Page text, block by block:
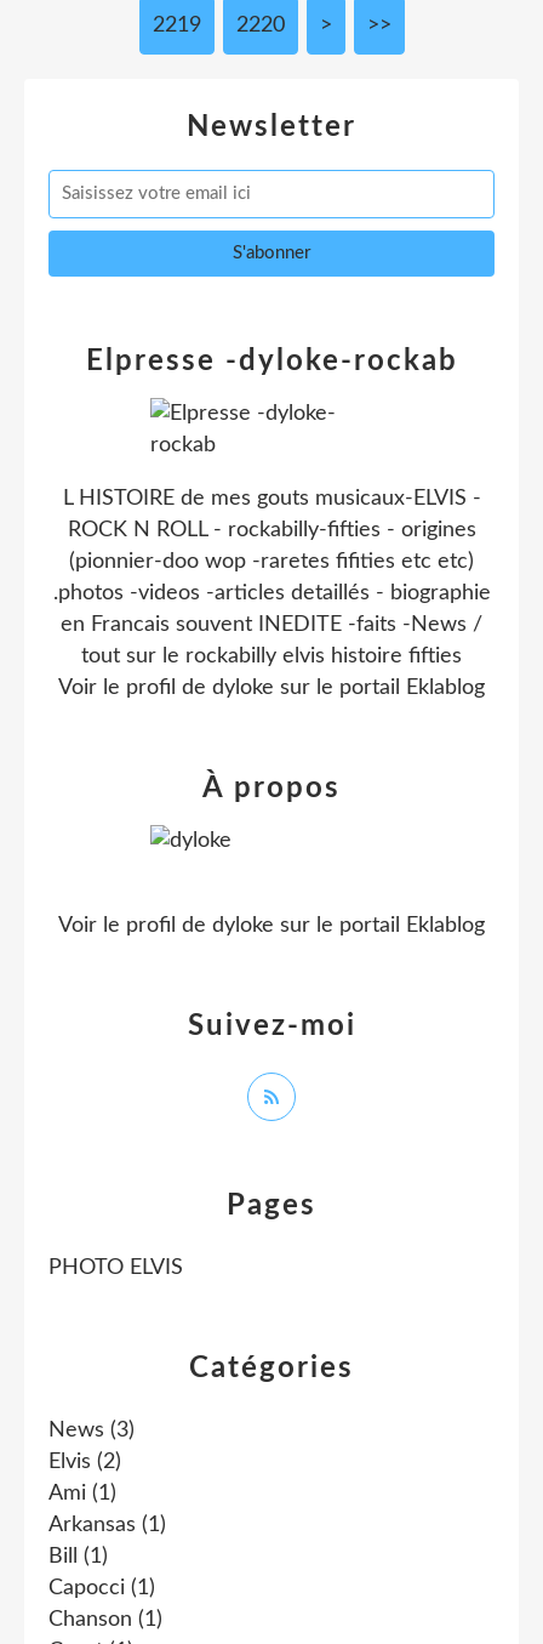
2219 2220 2230
2240
2250
2260
2270
2280
2290
2300
2400
2500
2600
2700
2800
2900
3000
> >>
Newsletter
Catégories
News (3)
Elvis (2)
Ami (1)
Arkansas (1)
Bill
(1)
Capocci (1)
Chanson (1)
Pages
PHOTO ELVIS
Elpresse -dyloke-rockab
L HISTOIRE de mes gouts musicaux-ELVIS -
ROCK N ROLL - rockabilly-fifties - origines
(pionnier-doo wop -raretes fifities etc etc)
.photos -videos -articles detaillés - biographie
en Francais souvent INEDITE -faits -News /
tout sur le rockabilly elvis histoire fifties
Voir le profil de dyloke sur le portail Eklablog
Suivez-moi
À propos
Voir le profil de dyloke sur le portail Eklablog